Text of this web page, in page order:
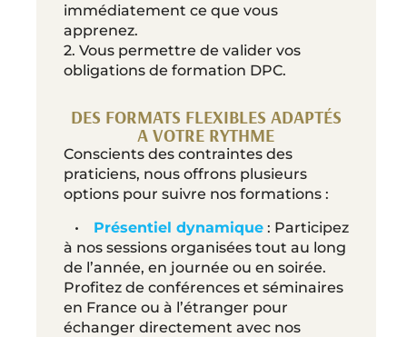
immédiatement ce que vous
apprenez.
2. Vous permettre de valider vos
obligations de formation DPC.
DES FORMATS FLEXIBLES ADAPTÉS
A VOTRE RYTHME
Conscients des contraintes des
praticiens, nous offrons plusieurs
options pour suivre nos formations :
• Présentiel dynamique: Participez
à nos sessions organisées tout au long
de l’année, en journée ou en soirée.
Profitez de conférences et séminaires
en France ou à l’étranger pour
échanger directement avec nos